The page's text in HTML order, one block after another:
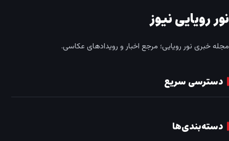
نور رویایی نیوز
مجله خبری نور رویایی؛ مرجع اخبار و رویدادهای عکاسی.
دسترسی سریع
دسته‌بندی‌ها